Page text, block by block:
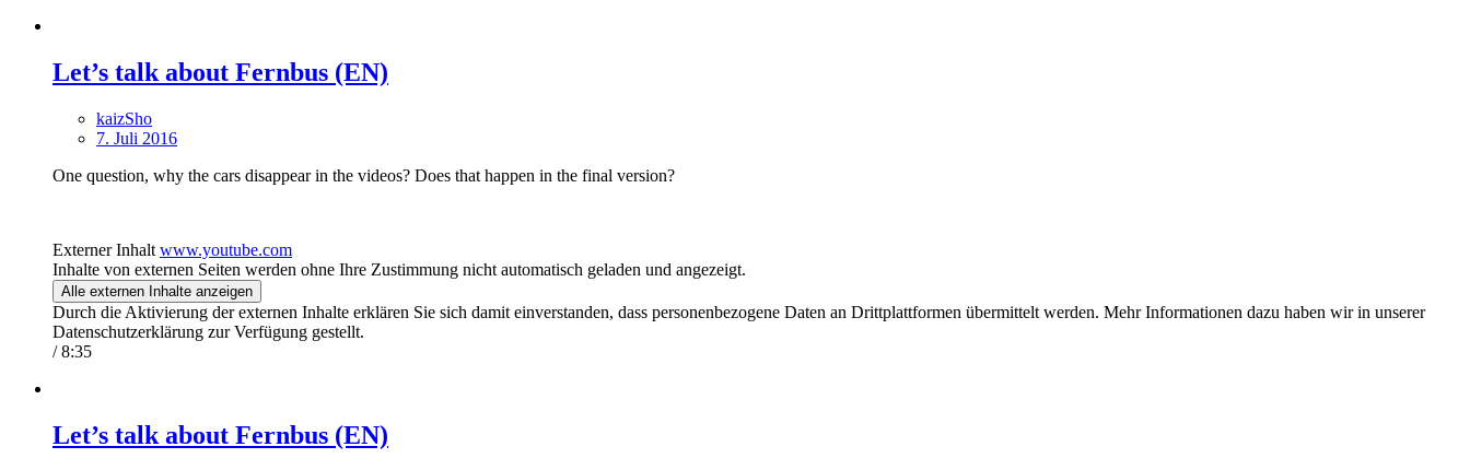
Let’s talk about Fernbus (EN)
kaizSho
7. Juli 2016
One question, why the cars disappear in the videos? Does that happen in the final version?
Externer Inhalt www.youtube.com
Inhalte von externen Seiten werden ohne Ihre Zustimmung nicht automatisch geladen und angezeigt.
Alle externen Inhalte anzeigen
Durch die Aktivierung der externen Inhalte erklären Sie sich damit einverstanden, dass personenbezogene Daten an Drittplattformen übermittelt werden. Mehr Informationen dazu haben wir in unserer
Datenschutzerklärung zur Verfügung gestellt.
/ 8:35
Let’s talk about Fernbus (EN)